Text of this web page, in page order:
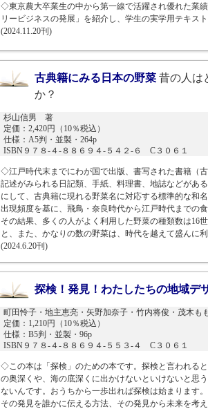
◇東京農大卒業生の中から第一線で活躍され優れた業
リービジネスの発展」を紹介し、学生の実学用テキス
(2024.11.20刊)
古典籍にみる日本の野菜 昔の人は
か？
杉山信男 著
定価：2,420円（10％税込）
仕様：A5判・並製・264p
ISBN９７８-４-８８６９４-５４２-６ C３０６１
◇江戸時代末までにわが国で出版、書写された書籍（
記述がみられる日記類、手紙、料理書、地誌などがあ
にして、古典籍に現れる野菜名に対応する標準的な和
出現頻度を基に、飛鳥・奈良時代から江戸時代までの
その結果、多くの人がよく利用した野菜の種類数は16
と、また、かなりの数の野菜は、時代を越えて盛んに
(2024.6.20刊)
探検！発見！わたしたちの地域デ
町田怜子・地主恵亮・矢野加奈子・竹内将俊・茂木も
定価：1,210円（10％税込）
仕様：B5判・並製・96p
ISBN９７８-４-８８６９４-５５３-４ C３０６１
◇この本は「探検」のための本です。探検と言われる
の奥深くや、海の底深くに出かけないといけないと思
ないんです。おうちから一歩出れば探検は始まります
その発見を誰かに伝える方法、その発見から未来を考